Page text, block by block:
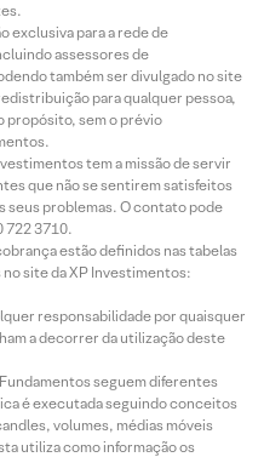
exclusiva para a rede de
assessores de
também ser divulgado no site
para qualquer pessoa,
propósito, sem o prévio
tem a missão de servir
que não se sentirem satisfeitos
seus problemas. O contato pode
722 3710.
estão definidos nas tabelas
site da XP Investimentos:
responsabilidade por quaisquer
a decorrer da utilização deste
Fundamentos seguem diferentes
é executada seguindo conceitos
volumes, médias móveis
utiliza como informação os